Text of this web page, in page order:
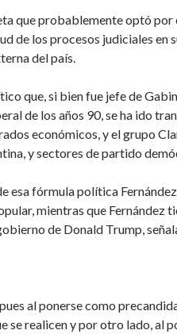
que probablemente optó por
de los procesos judiciales en
del país.
que, si bien fue jefe de
de los años 90, se ha ido
económicos, y el grupo
y sectores de partido
esa fórmula política
mientras que Fernández
de Donald Trump,
al ponerse como
realicen y por otro lado, al